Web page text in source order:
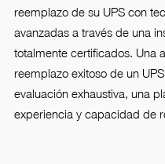
reemplazo de su UPS con
avanzadas a través de una
totalmente certificados. Una
reemplazo exitoso de un
evaluación exhaustiva, una
experiencia y capacidad de